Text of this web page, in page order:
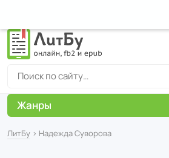
ЛитБу › Надежда Суворова
Жанры